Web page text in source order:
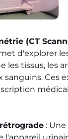
(CT
d'explorer
les tissus, les
sanguins. Ces
:
l'appareil